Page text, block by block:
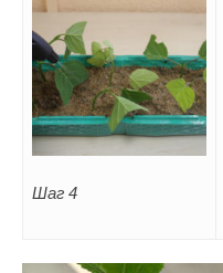
Шаг 4